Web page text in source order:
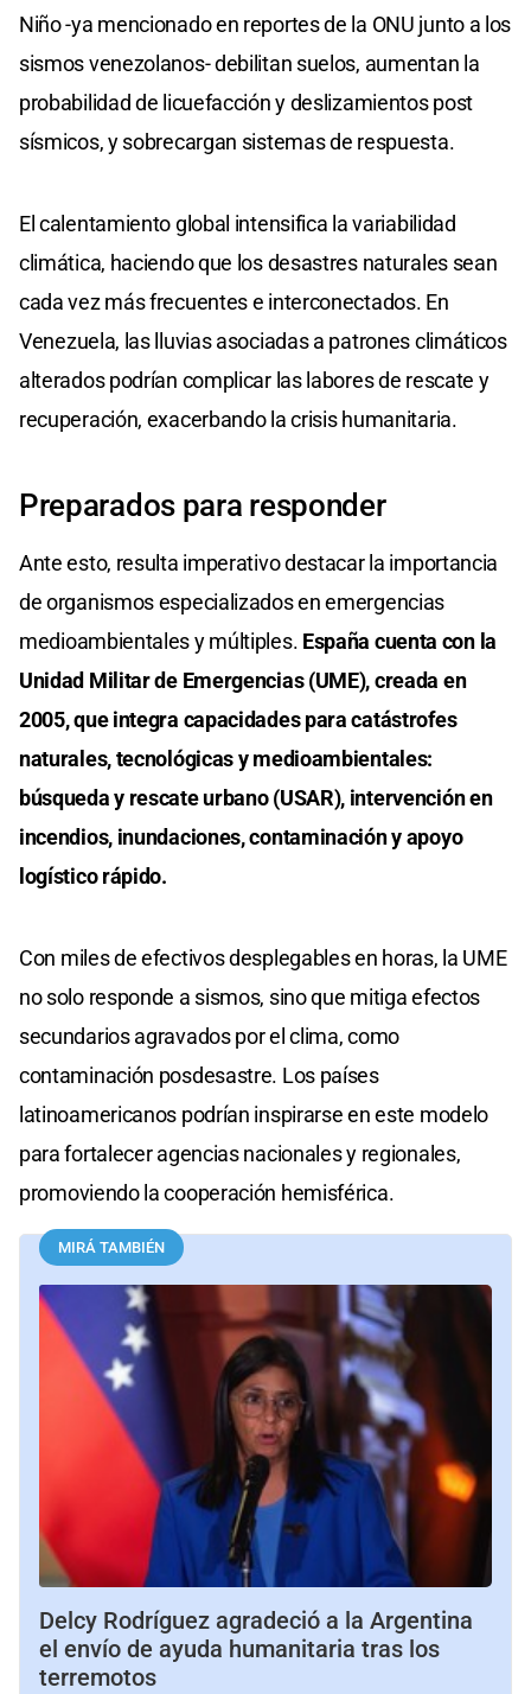
Niño -ya mencionado en reportes de la ONU junto a los
sismos venezolanos- debilitan suelos, aumentan la
probabilidad de licuefacción y deslizamientos post
sísmicos, y sobrecargan sistemas de respuesta.
El calentamiento global intensifica la variabilidad
climática, haciendo que los desastres naturales sean
cada vez más frecuentes e interconectados. En
Venezuela, las lluvias asociadas a patrones climáticos
alterados podrían complicar las labores de rescate y
recuperación, exacerbando la crisis humanitaria.
Preparados para responder
Ante esto, resulta imperativo destacar la importancia
de organismos especializados en emergencias
medioambientales y múltiples. España cuenta con la
Unidad Militar de Emergencias (UME), creada en
2005, que integra capacidades para catástrofes
naturales, tecnológicas y medioambientales:
búsqueda y rescate urbano (USAR), intervención en
incendios, inundaciones, contaminación y apoyo
logístico rápido.
Con miles de efectivos desplegables en horas, la UME
no solo responde a sismos, sino que mitiga efectos
secundarios agravados por el clima, como
contaminación posdesastre. Los países
latinoamericanos podrían inspirarse en este modelo
para fortalecer agencias nacionales y regionales,
promoviendo la cooperación hemisférica.
MIRÁ TAMBIÉN
Delcy Rodríguez agradeció a la Argentina
el envío de ayuda humanitaria tras los
terremotos